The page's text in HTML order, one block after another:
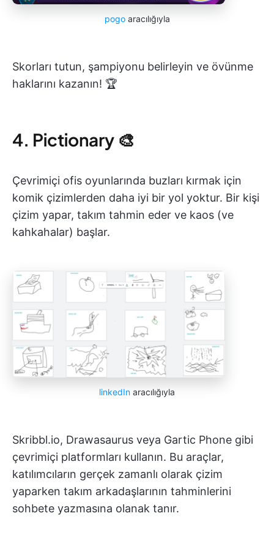
pogoaracılığıyla
Skorları tutun, şampiyonu belirleyin ve övünme
haklarını kazanın! 🏆
4. Pictionary 🎨
Çevrimiçi ofis oyunlarında buzları kırmak için
komik çizimlerden daha iyi bir yol yoktur. Bir kişi
çizim yapar, takım tahmin eder ve kaos (ve
kahkahalar) başlar.
linkedIn aracılığıyla
Skribbl.io, Drawasaurus veya Gartic Phone gibi
çevrimiçi platformları kullanın. Bu araçlar,
katılımcıların gerçek zamanlı olarak çizim
yaparken takım arkadaşlarının tahminlerini
sohbete yazmasına olanak tanır.